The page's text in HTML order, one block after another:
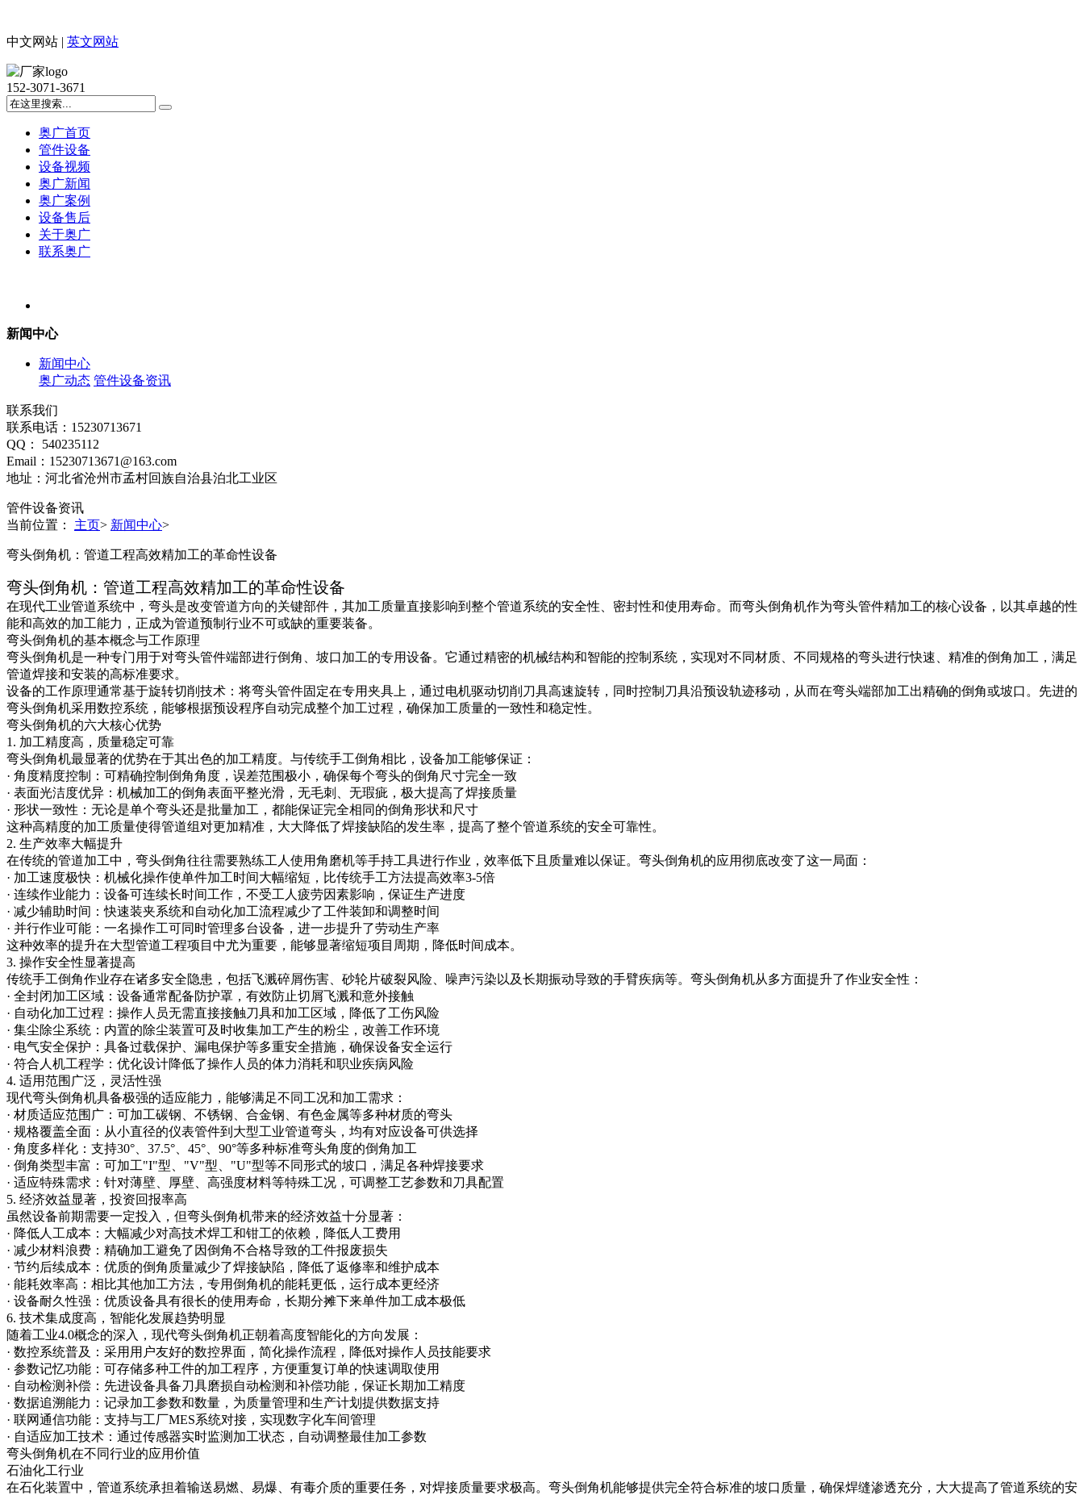
中文网站 | 英文网站
152-3071-3671
奥广首页
管件设备
设备视频
奥广新闻
奥广案例
设备售后
关于奥广
联系奥广
新闻中心
新闻中心
奥广动态 管件设备资讯
联系我们
联系电话：15230713671
QQ： 540235112
Email：15230713671@163.com
地址：河北省沧州市孟村回族自治县泊北工业区
管件设备资讯
当前位置： 主页> 新闻中心>
弯头倒角机：管道工程高效精加工的革命性设备
弯头倒角机：管道工程高效精加工的革命性设备
在现代工业管道系统中，弯头是改变管道方向的关键部件，其加工质量直接影响到整个管道系统的安全性、密封性和使用寿命。而弯头倒角机作为弯头管件精加工的核心设备，以其卓越的性
能和高效的加工能力，正成为管道预制行业不可或缺的重要装备。
弯头倒角机的基本概念与工作原理
弯头倒角机是一种专门用于对弯头管件端部进行倒角、坡口加工的专用设备。它通过精密的机械结构和智能的控制系统，实现对不同材质、不同规格的弯头进行快速、精准的倒角加工，满足
管道焊接和安装的高标准要求。
设备的工作原理通常基于旋转切削技术：将弯头管件固定在专用夹具上，通过电机驱动切削刀具高速旋转，同时控制刀具沿预设轨迹移动，从而在弯头端部加工出精确的倒角或坡口。先进的
弯头倒角机采用数控系统，能够根据预设程序自动完成整个加工过程，确保加工质量的一致性和稳定性。
弯头倒角机的六大核心优势
1. 加工精度高，质量稳定可靠
弯头倒角机最显著的优势在于其出色的加工精度。与传统手工倒角相比，设备加工能够保证：
· 角度精度控制：可精确控制倒角角度，误差范围极小，确保每个弯头的倒角尺寸完全一致
· 表面光洁度优异：机械加工的倒角表面平整光滑，无毛刺、无瑕疵，极大提高了焊接质量
· 形状一致性：无论是单个弯头还是批量加工，都能保证完全相同的倒角形状和尺寸
这种高精度的加工质量使得管道组对更加精准，大大降低了焊接缺陷的发生率，提高了整个管道系统的安全可靠性。
2. 生产效率大幅提升
在传统的管道加工中，弯头倒角往往需要熟练工人使用角磨机等手持工具进行作业，效率低下且质量难以保证。弯头倒角机的应用彻底改变了这一局面：
· 加工速度极快：机械化操作使单件加工时间大幅缩短，比传统手工方法提高效率3-5倍
· 连续作业能力：设备可连续长时间工作，不受工人疲劳因素影响，保证生产进度
· 减少辅助时间：快速装夹系统和自动化加工流程减少了工件装卸和调整时间
· 并行作业可能：一名操作工可同时管理多台设备，进一步提升了劳动生产率
这种效率的提升在大型管道工程项目中尤为重要，能够显著缩短项目周期，降低时间成本。
3. 操作安全性显著提高
传统手工倒角作业存在诸多安全隐患，包括飞溅碎屑伤害、砂轮片破裂风险、噪声污染以及长期振动导致的手臂疾病等。弯头倒角机从多方面提升了作业安全性：
· 全封闭加工区域：设备通常配备防护罩，有效防止切屑飞溅和意外接触
· 自动化加工过程：操作人员无需直接接触刀具和加工区域，降低了工伤风险
· 集尘除尘系统：内置的除尘装置可及时收集加工产生的粉尘，改善工作环境
· 电气安全保护：具备过载保护、漏电保护等多重安全措施，确保设备安全运行
· 符合人机工程学：优化设计降低了操作人员的体力消耗和职业疾病风险
4. 适用范围广泛，灵活性强
现代弯头倒角机具备极强的适应能力，能够满足不同工况和加工需求：
· 材质适应范围广：可加工碳钢、不锈钢、合金钢、有色金属等多种材质的弯头
· 规格覆盖全面：从小直径的仪表管件到大型工业管道弯头，均有对应设备可供选择
· 角度多样化：支持30°、37.5°、45°、90°等多种标准弯头角度的倒角加工
· 倒角类型丰富：可加工"I"型、"V"型、"U"型等不同形式的坡口，满足各种焊接要求
· 适应特殊需求：针对薄壁、厚壁、高强度材料等特殊工况，可调整工艺参数和刀具配置
5. 经济效益显著，投资回报率高
虽然设备前期需要一定投入，但弯头倒角机带来的经济效益十分显著：
· 降低人工成本：大幅减少对高技术焊工和钳工的依赖，降低人工费用
· 减少材料浪费：精确加工避免了因倒角不合格导致的工件报废损失
· 节约后续成本：优质的倒角质量减少了焊接缺陷，降低了返修率和维护成本
· 能耗效率高：相比其他加工方法，专用倒角机的能耗更低，运行成本更经济
· 设备耐久性强：优质设备具有很长的使用寿命，长期分摊下来单件加工成本极低
6. 技术集成度高，智能化发展趋势明显
随着工业4.0概念的深入，现代弯头倒角机正朝着高度智能化的方向发展：
· 数控系统普及：采用用户友好的数控界面，简化操作流程，降低对操作人员技能要求
· 参数记忆功能：可存储多种工件的加工程序，方便重复订单的快速调取使用
· 自动检测补偿：先进设备具备刀具磨损自动检测和补偿功能，保证长期加工精度
· 数据追溯能力：记录加工参数和数量，为质量管理和生产计划提供数据支持
· 联网通信功能：支持与工厂MES系统对接，实现数字化车间管理
· 自适应加工技术：通过传感器实时监测加工状态，自动调整最佳加工参数
弯头倒角机在不同行业的应用价值
石油化工行业
在石化装置中，管道系统承担着输送易燃、易爆、有毒介质的重要任务，对焊接质量要求极高。弯头倒角机能够提供完全符合标准的坡口质量，确保焊缝渗透充分，大大提高了管道系统的安